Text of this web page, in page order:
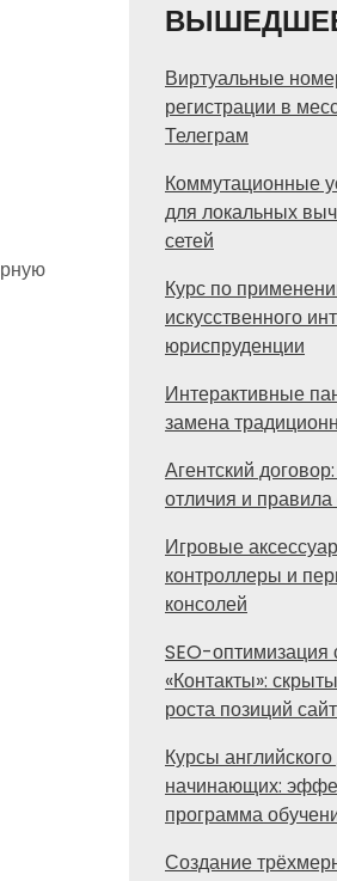
Виртуальные
регистрации в
Телеграм
Коммутационные
для локальных
сетей
Курс по
искусственного
юриспруденции
Интерактивные
замена
Агентский договор:
отличия и
Игровые
контроллеры и
консолей
SEO-оптимизация
«Контакты»:
роста позиций
Курсы
начинающих:
программа
Создание